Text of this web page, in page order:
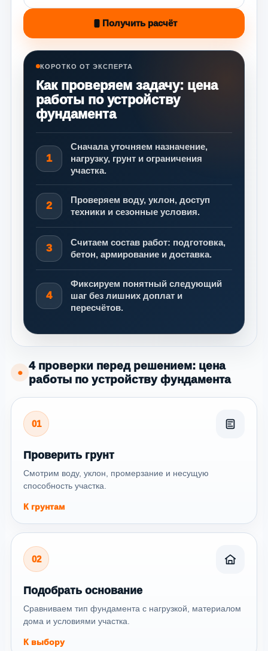
Получить расчёт
КОРОТКО ОТ ЭКСПЕРТА
Как проверяем задачу: цена
работы по устройству
фундамента
1
Сначала уточняем назначение,
нагрузку, грунт и ограничения
участка.
2
Проверяем воду, уклон, доступ
техники и сезонные условия.
3
Считаем состав работ: подготовка,
бетон, армирование и доставка.
4
Фиксируем понятный следующий
шаг без лишних доплат и
пересчётов.
●
4 проверки перед решением: цена
работы по устройству фундамента
01
Проверить грунт
Смотрим воду, уклон, промерзание и несущую
способность участка.
К грунтам
02
Подобрать основание
Сравниваем тип фундамента с нагрузкой, материалом
дома и условиями участка.
К выбору